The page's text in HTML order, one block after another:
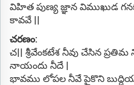
విహిత పుణ్య జ్ఞాన విముఖుడ
కావవే ||
చరణం:
చ|| శ్రీవేంకటేశ నీవు చేసిన ప్రతిమ
నాయందు నీదే |
భావము లోపల నీవే పైకొని